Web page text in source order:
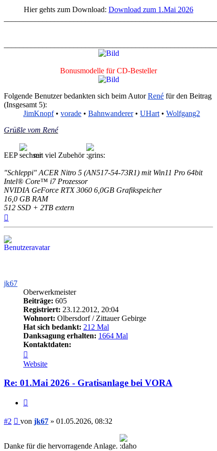
Hier gehts zum Download: Download zum 1.Mai 2026
Bonusmodelle für CD-Besteller
Folgende Benutzer bedankten sich beim AutorRené für den Beitrag
(Insgesamt 5):
JimKnopf• vorade • Bahnwanderer• UHart • Wolfgang2
Grüßle vom René
EEP mit viel Zubehör
"Schleppi" ACER Nitro 5 (AN517-54-73R1) mit Win11 Pro 64bit
Intel® Core™ i7 Prozessor
NVIDIA GeForce RTX 3060 6,0GB Grafikspeicher
16,0 GB RAM
512 SSD + 2TB extern
jk67
Oberwerkmeister
Beiträge: 605
Registriert: 23.12.2012, 20:04
Wohnort: Olbersdorf / Zittauer Gebirge
Hat sich bedankt: 212 Mal
Danksagung erhalten: 1664 Mal
Kontaktdaten:
von
jk67
Website
Re: 01.Mai 2026 - Gratisanlage bei VORA
#2 Beitrag
von jk67 » 01.05.2026, 08:32
Danke für die hervorragende Anlage.